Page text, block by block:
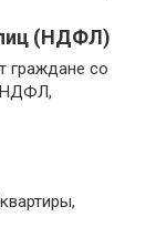
(НДФЛ)
граждане со
НДФЛ,